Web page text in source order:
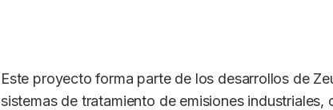
Este proyecto forma parte de los desarrollos de
sistemas de tratamiento de emisiones industriales,